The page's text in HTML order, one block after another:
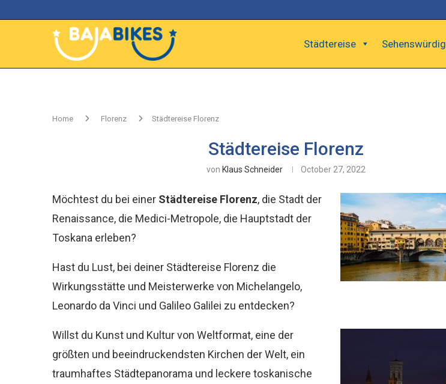
Städtereise
Home Florenz Städtereise Florenz
Städtereise Florenz
von Klaus Schneider October 27, 2022
Möchtest du bei einer Städtereise Florenz, die Stadt der
Renaissance, die Medici-Metropole, die Hauptstadt der
Toskana erleben?
Hast du Lust, bei deiner Städtereise Florenz die
Wirkungsstätte und Meisterwerke von Michelangelo,
Leonardo da Vinci und Galileo Galilei zu entdecken?
Willst du Kunst und Kultur von Weltformat, eine der
größten und beeindruckendsten Kirchen der Welt, ein
traumhaftes Städtepanorama und leckere toskanische